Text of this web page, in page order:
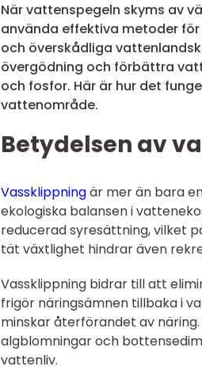
När vattenspegeln skyms av
använda effektiva metoder
och överskådliga
övergödning och förbättra
och fosfor. Här är hur det
vattenområde.
Betydelsen av
Vassklippningär mer än bara
ekologiska balansen i
reducerad syresättning, vilket
tät växtlighet hindrar även
Vassklippning bidrar till att
frigör näringsämnen tillbaka i
minskar återförandet av
algblomningar och
vattenliv.